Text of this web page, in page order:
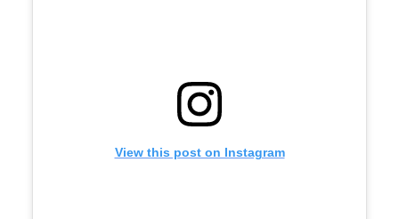
View this post on Instagram